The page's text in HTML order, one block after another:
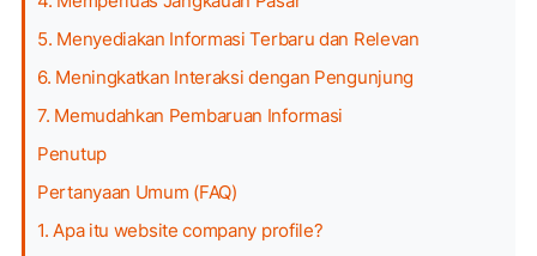
5. Menyediakan Informasi Terbaru dan Relevan
6. Meningkatkan Interaksi dengan Pengunjung
7. Memudahkan Pembaruan Informasi
Penutup
Pertanyaan Umum (FAQ)
1. Apa itu website company profile?